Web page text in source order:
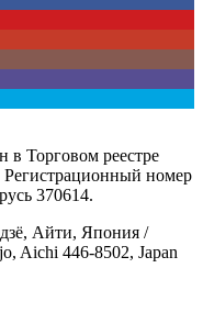
в Торговом реестре
Регистрационный номер
370614.
Айти, Япония /
Aichi 446-8502, Japan